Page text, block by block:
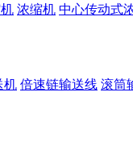
浓缩机 中心传动式
机 倍速链输送线 滚筒